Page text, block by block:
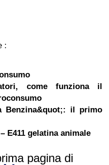
:
come funziona il
Benzina&quot;: il primo
E411 gelatina animale
pagina di